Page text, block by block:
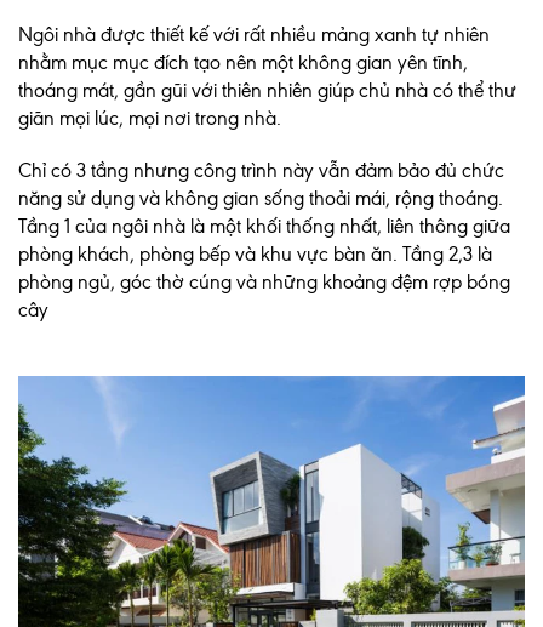
Ngôi nhà được thiết kế với rất nhiều mảng xanh tự nhiên
nhằm mục mục đích tạo nên một không gian yên tĩnh,
thoáng mát, gần gũi với thiên nhiên giúp chủ nhà có thể thư
giãn mọi lúc, mọi nơi trong nhà.
Chỉ có 3 tầng nhưng công trình này vẫn đảm bảo đủ chức
năng sử dụng và không gian sống thoải mái, rộng thoáng.
Tầng 1 của ngôi nhà là một khối thống nhất, liên thông giữa
phòng khách, phòng bếp và khu vực bàn ăn. Tầng 2,3 là
phòng ngủ, góc thờ cúng và những khoảng đệm rợp bóng
cây